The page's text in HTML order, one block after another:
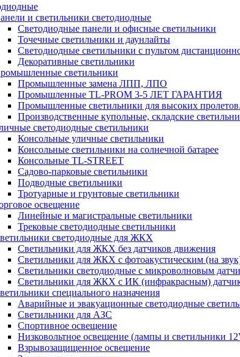
и светильники светодиодные
Светодиодные панели и офисные светильники
Точечные светильники и даунлайты
Светодиодные светильники с пультом
Декоративные светильники
светильники
Промышленные замена ЛПП, ЛПО
Промышленные TL-PROM 3-5 ЛЕТ ГАРАНТИЯ
Промышленные светильники для высоких пролетов.
Производственные купольные, складские
светодиодные светильники
Консольные уличные светильники
Консольные светильники на солнечной батарее
Консольные TL-STREET
Садово-парковые светильники
Подводные светильники
Тротуарные и грунтовые светильники
освещение
Линейные и магистральные светильники
Трековые светодиодные светильники
светодиодные для ЖКХ
Светильники для ЖКХ без датчиков движения
Светильники для ЖКХ с фотоакустическим (на
Светильники светодиодные с микроволновым
Светильники для ЖКХ с ИК (инфракрасным)
специального назначения
Аварийные и эвакуационные светодиодные
Светильники для АЗС
Спортивное освещение
Низковольтное освещение (лампы и светильники
Взрывозащищенное освещение